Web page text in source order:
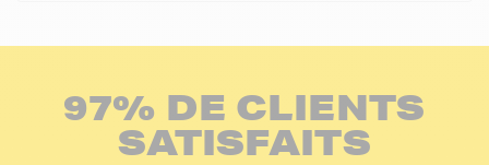
97% DE CLIENTS
SATISFAITS